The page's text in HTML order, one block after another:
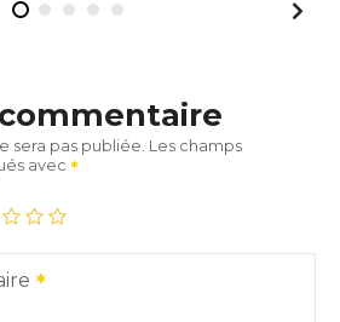
sera pas publiée. Les champs
avec